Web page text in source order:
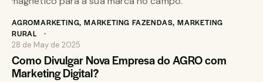
AGROMARKETING,MARKETING FAZENDAS,MARKETING
RURAL
28 de May de 2025
Como Divulgar Nova Empresa do AGRO com
Marketing Digital?